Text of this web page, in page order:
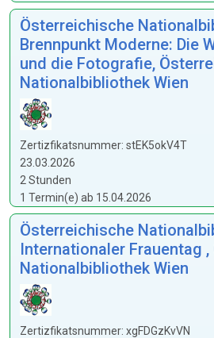
Österreichische
Brennpunkt Moderne: Die
und die Fotografie,
Nationalbibliothek Wien
Zertizfikatsnummer: stEK5okV4T
23.03.2026
2 Stunden
1 Termin(e) ab 15.04.2026
Österreichische
Internationaler Frauentag
Nationalbibliothek Wien
Zertizfikatsnummer: xgFDGzKvVN